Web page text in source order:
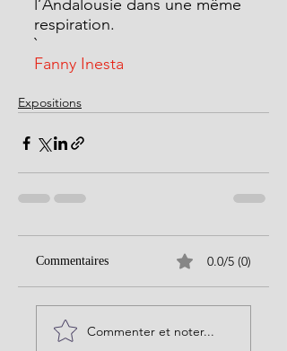
l’Andalousie dans une même
respiration.
`
Fanny Inesta
Expositions
Commentaires 0.0/5 (0)
Commenter et noter...